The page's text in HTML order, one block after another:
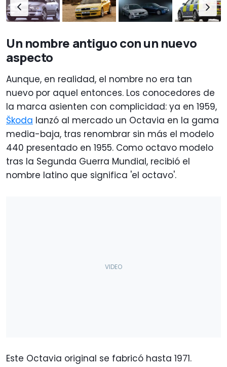
Un nombre antiguo con un nuevo
aspecto
Aunque, en realidad, el nombre no era tan
nuevo por aquel entonces. Los conocedores de
la marca asienten con complicidad: ya en 1959,
Škoda lanzó al mercado un Octavia en la gama
media-baja, tras renombrar sin más el modelo
440 presentado en 1955. Como octavo modelo
tras la Segunda Guerra Mundial, recibió el
nombre latino que significa 'el octavo'.
Este Octavia original se fabricó hasta 1971.